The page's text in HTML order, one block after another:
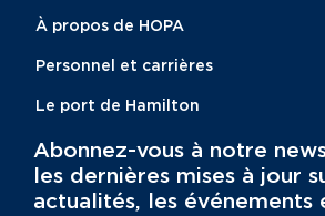
À propos de HOPA
Personnel et carrières
Le port de Hamilton
Abonnez-vous à notre
les dernières mises à jour
actualités, les événements